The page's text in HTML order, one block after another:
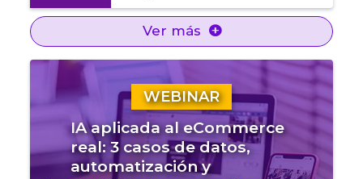
Ver más
WEBINAR
IA aplicada al eCommerce
real: 3 casos de datos,
automatización y